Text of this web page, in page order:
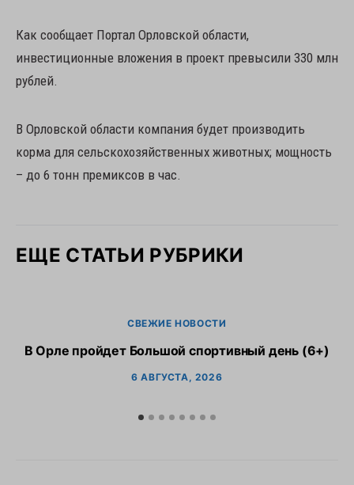
Как сообщает Портал Орловской области,
инвестиционные вложения в проект превысили 330 млн
рублей.
В Орловской области компания будет производить
корма для сельскохозяйственных животных; мощность
– до 6 тонн премиксов в час.
ЕЩЕ СТАТЬИ РУБРИКИ
СВЕЖИЕ НОВОСТИ
В Орле пройдет Большой спортивный день (6+)
6 АВГУСТА, 2026